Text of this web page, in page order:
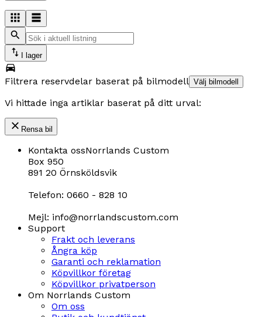
I lager
Filtrera reservdelar baserat på bilmodell Välj bilmodell
Vi hittade inga artiklar baserat på ditt urval:
Rensa bil
Kontakta ossNorrlands Custom
Box 950
891 20 Örnsköldsvik
Telefon: 0660 - 828 10
Mejl: info@norrlandscustom.com
Support
Frakt och leverans
Ångra köp
Garanti och reklamation
Köpvillkor företag
Köpvillkor privatperson
Om Norrlands Custom
Om oss